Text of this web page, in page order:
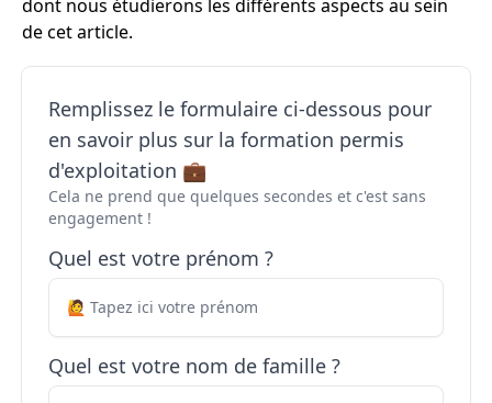
dont nous étudierons les différents aspects au sein
de cet article.
Remplissez le formulaire ci-dessous pour
en savoir plus sur la formation permis
d'exploitation 💼
Cela ne prend que quelques secondes et c'est sans
engagement !
Quel est votre prénom ?
Quel est votre nom de famille ?